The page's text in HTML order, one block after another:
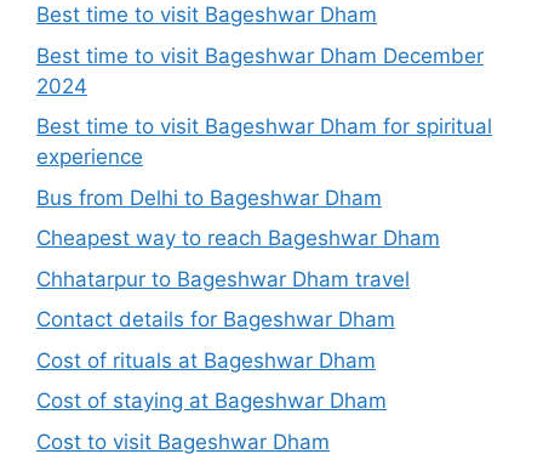
Best time to visit Bageshwar Dham
Best time to visit Bageshwar Dham December
2024
Best time to visit Bageshwar Dham for spiritual
experience
Bus from Delhi to Bageshwar Dham
Cheapest way to reach Bageshwar Dham
Chhatarpur to Bageshwar Dham travel
Contact details for Bageshwar Dham
Cost of rituals at Bageshwar Dham
Cost of staying at Bageshwar Dham
Cost to visit Bageshwar Dham